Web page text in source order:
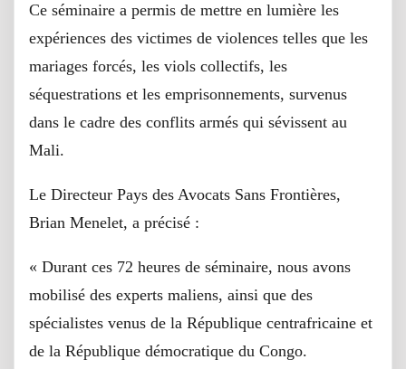
Ce séminaire a permis de mettre en lumière les
expériences des victimes de violences telles que les
mariages forcés, les viols collectifs, les
séquestrations et les emprisonnements, survenus
dans le cadre des conflits armés qui sévissent au
Mali.
Le Directeur Pays des Avocats Sans Frontières,
Brian Menelet, a précisé :
« Durant ces 72 heures de séminaire, nous avons
mobilisé des experts maliens, ainsi que des
spécialistes venus de la République centrafricaine et
de la République démocratique du Congo.